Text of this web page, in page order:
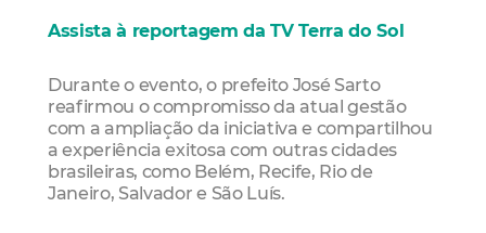
Assista à reportagem da TV Terra do Sol
Durante o evento, o prefeito José Sarto
reafirmou o compromisso da atual gestão
com a ampliação da iniciativa e compartilhou
a experiência exitosa com outras cidades
brasileiras, como Belém, Recife, Rio de
Janeiro, Salvador e São Luís.